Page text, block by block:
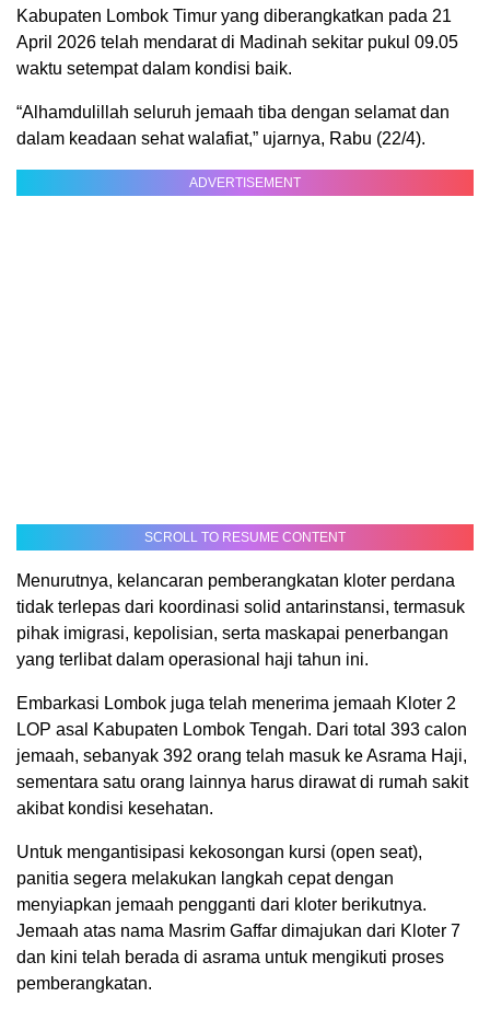
Kabupaten Lombok Timur yang diberangkatkan pada 21
April 2026 telah mendarat di Madinah sekitar pukul 09.05
waktu setempat dalam kondisi baik.
“Alhamdulillah seluruh jemaah tiba dengan selamat dan
dalam keadaan sehat walafiat,” ujarnya, Rabu (22/4).
ADVERTISEMENT
SCROLL TO RESUME CONTENT
Menurutnya, kelancaran pemberangkatan kloter perdana
tidak terlepas dari koordinasi solid antarinstansi, termasuk
pihak imigrasi, kepolisian, serta maskapai penerbangan
yang terlibat dalam operasional haji tahun ini.
Embarkasi Lombok juga telah menerima jemaah Kloter 2
LOP asal Kabupaten Lombok Tengah. Dari total 393 calon
jemaah, sebanyak 392 orang telah masuk ke Asrama Haji,
sementara satu orang lainnya harus dirawat di rumah sakit
akibat kondisi kesehatan.
Untuk mengantisipasi kekosongan kursi (open seat),
panitia segera melakukan langkah cepat dengan
menyiapkan jemaah pengganti dari kloter berikutnya.
Jemaah atas nama Masrim Gaffar dimajukan dari Kloter 7
dan kini telah berada di asrama untuk mengikuti proses
pemberangkatan.